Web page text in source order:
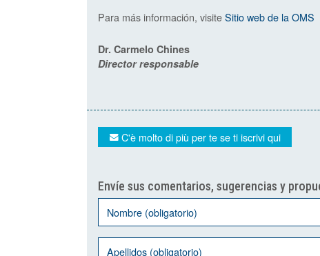
Para más información, visiteSitio web de la OMS
Dr. Carmelo Chines
Director responsable
C'è molto di più per te se ti iscrivi qui
Envíe sus comentarios, sugerencias y